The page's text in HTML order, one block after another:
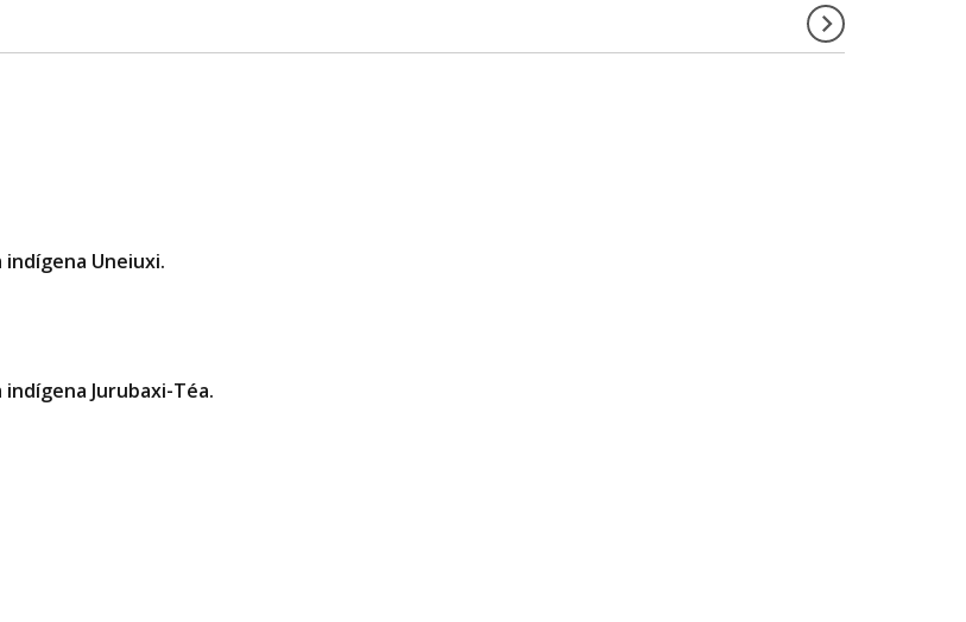
Uneiuxi.
Jurubaxi-Téa.